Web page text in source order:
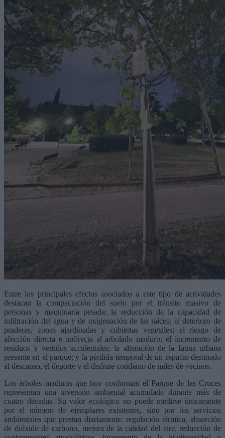
Entre los principales efectos asociados a este tipo de actividades
destacan la compactación del suelo por el tránsito masivo de
personas y maquinaria pesada; la reducción de la capacidad de
infiltración del agua y de oxigenación de las raíces; el deterioro de
praderas, zonas ajardinadas y cubiertas vegetales; el riesgo de
afección directa e indirecta al arbolado maduro; el incremento de
residuos y vertidos accidentales; la alteración de la fauna urbana
presente en el parque; y la pérdida temporal de un espacio destinado
al descanso, el deporte y el disfrute cotidiano de miles de vecinos.
Los árboles maduros que hoy conforman el Parque de las Cruces
representan una inversión ambiental acumulada durante más de
cuatro décadas. Su valor ecológico no puede medirse únicamente
por el número de ejemplares existentes, sino por los servicios
ambientales que prestan diariamente: regulación térmica, absorción
de dióxido de carbono, mejora de la calidad del aire, reducción de